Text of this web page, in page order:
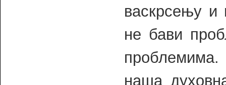
васкрсењу и
не бави
наша